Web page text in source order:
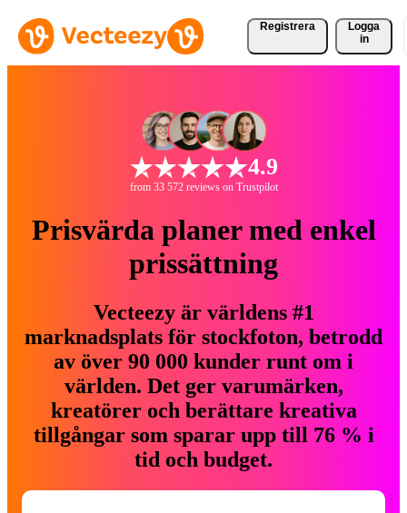
Registrera
Logga
in
4.9
from 33 572 reviews on Trustpilot
Prisvärda planer med enkel
prissättning
Vecteezy är världens #1
marknadsplats för stockfoton, betrodd
av över 90 000 kunder runt om i
världen. Det ger varumärken,
kreatörer och berättare kreativa
tillgångar som sparar upp till 76 % i
tid och budget.